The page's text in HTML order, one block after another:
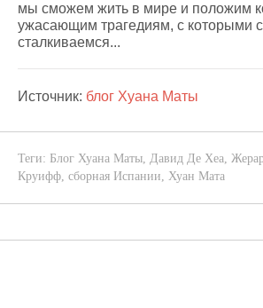
мы сможем жить в мире и положим
ужасающим трагедиям, с которыми
сталкиваемся...
Источник: блог Хуана Маты
Теги: Блог Хуана Маты, Давид Де Хеа,
Круифф, сборная Испании, Хуан Мата